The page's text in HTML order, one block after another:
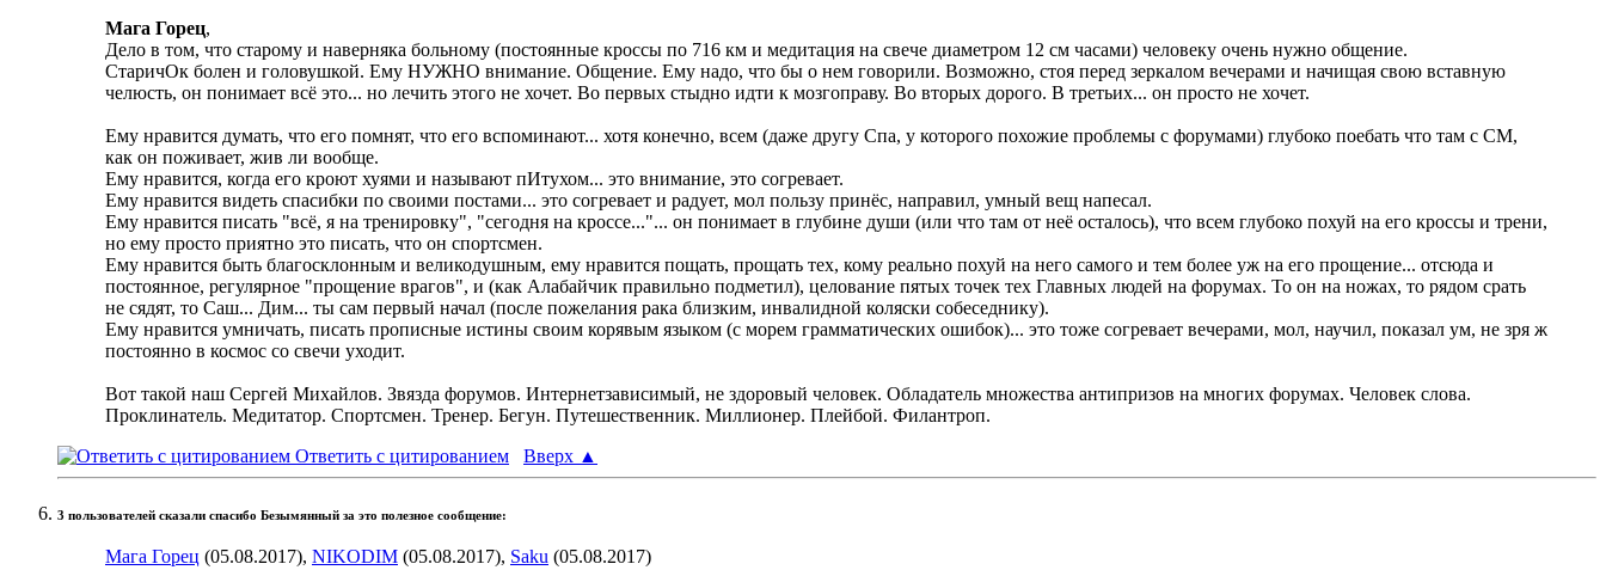
Мага Горец,
Дело в том, что старому и наверняка больному (постоянные кроссы по 716 км и медитация на свече диаметром 12 см часами) человеку очень нужно общение.
СтаричОк болен и головушкой. Ему НУЖНО внимание. Общение. Ему надо, что бы о нем говорили. Возможно, стоя перед зеркалом вечерами и начищая свою вставную
челюсть, он понимает всё это... но лечить этого не хочет. Во первых стыдно идти к мозгоправу. Во вторых дорого. В третьих... он просто не хочет.
Ему нравится думать, что его помнят, что его вспоминают... хотя конечно, всем (даже другу Спа, у которого похожие проблемы с форумами) глубоко поебать что там с СМ,
как он поживает, жив ли вообще.
Ему нравится, когда его кроют хуями и называют пИтухом... это внимание, это согревает.
Ему нравится видеть спасибки по своими постами... это согревает и радует, мол пользу принёс, направил, умный вещ напесал.
Ему нравится писать "всё, я на тренировку", "сегодня на кроссе..."... он понимает в глубине души (или что там от неё осталось), что всем глубоко похуй на его кроссы и трени,
но ему просто приятно это писать, что он спортсмен.
Ему нравится быть благосклонным и великодушным, ему нравится пощать, прощать тех, кому реально похуй на него самого и тем более уж на его прощение... отсюда и
постоянное, регулярное "прощение врагов", и (как Алабайчик правильно подметил), целование пятых точек тех Главных людей на форумах. То он на ножах, то рядом срать
не сядят, то Саш... Дим... ты сам первый начал (после пожелания рака близким, инвалидной коляски собеседнику).
Ему нравится умничать, писать прописные истины своим корявым языком (с морем грамматических ошибок)... это тоже согревает вечерами, мол, научил, показал ум, не зря ж
постоянно в космос со свечи уходит.
Вот такой наш Сергей Михайлов. Звязда форумов. Интернетзависимый, не здоровый человек. Обладатель множества антипризов на многих форумах. Человек слова.
Проклинатель. Медитатор. Спортсмен. Тренер. Бегун. Путешественник. Миллионер. Плейбой. Филантроп.
Ответить с цитированием
Вверх ▲
3 пользователей сказали cпасибо Безымянный за это полезное сообщение:
Мага Горец (05.08.2017), NIKODIM (05.08.2017), Saku (05.08.2017)